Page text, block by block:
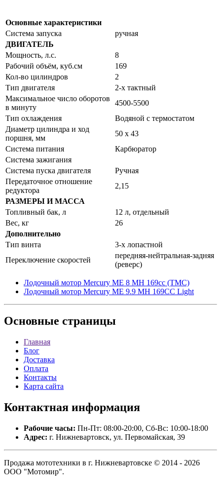
Основные характеристики
Система запуска
ручная
ДВИГАТЕЛЬ
Мощность, л.с.
8
Рабочий объём, куб.см
169
Кол-во цилиндров
2
Тип двигателя
2-х тактный
Максимальное число оборотов
в минуту
4500-5500
Тип охлаждения
Водяной с термостатом
Диаметр цилиндра и ход
поршня, мм
50 x 43
Система питания
Карбюратор
Система зажигания
Система пуска двигателя
Ручная
Передаточное отношение
редуктора
2,15
РАЗМЕРЫ И МАССА
Топливный бак, л
12 л, отдельный
Вес, кг
26
Дополнительно
Тип винта
3-х лопастной
Переключение скоростей
передняя-нейтральная-задняя
(реверс)
Лодочный мотор Mercury ME 8 MH 169сс (TMC)
Лодочный мотор Mercury ME 9.9 MH 169CC Light
Основные страницы
Главная
Блог
Доставка
Оплата
Контакты
Карта сайта
Контактная информация
Рабочие часы: Пн-Пт: 08:00-20:00, Сб-Вс: 10:00-18:00
Адрес: г. Нижневартовск, ул. Первомайская, 39
Продажа мототехники в г. Нижневартовске © 2014 - 2026
ООО "Мотомир".